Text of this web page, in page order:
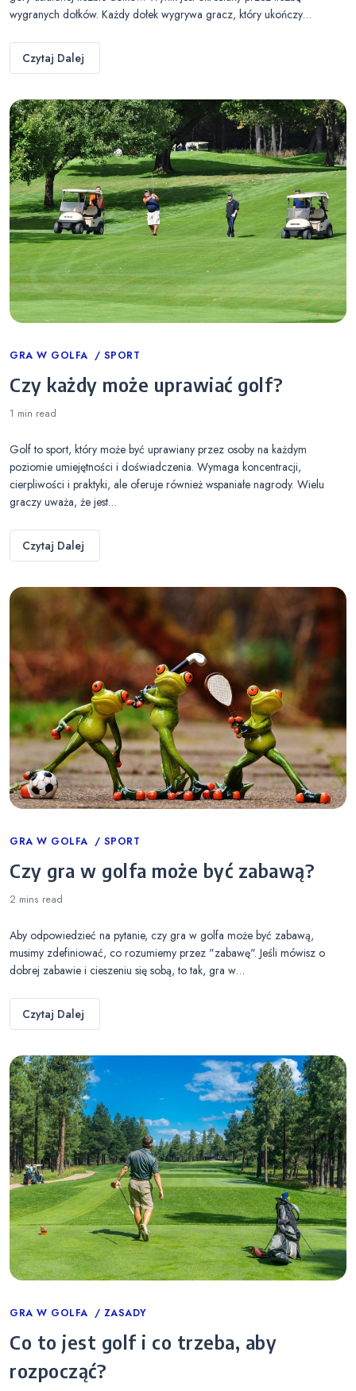
wygranych dołków. Każdy dołek wygrywa gracz, który ukończy…
Czytaj Dalej
Categories
GRA W GOLFA SPORT
Czy każdy może uprawiać golf?
1 min read
Golf to sport, który może być uprawiany przez osoby na każdym
poziomie umiejętności i doświadczenia. Wymaga koncentracji,
cierpliwości i praktyki, ale oferuje również wspaniałe nagrody. Wielu
graczy uważa, że jest…
Czytaj Dalej
Categories
GRA W GOLFA SPORT
Czy gra w golfa może być zabawą?
2 mins read
Aby odpowiedzieć na pytanie, czy gra w golfa może być zabawą,
musimy zdefiniować, co rozumiemy przez "zabawę". Jeśli mówisz o
dobrej zabawie i cieszeniu się sobą, to tak, gra w…
Czytaj Dalej
Categories
GRA W GOLFA ZASADY
Co to jest golf i co trzeba, aby
rozpocząć?